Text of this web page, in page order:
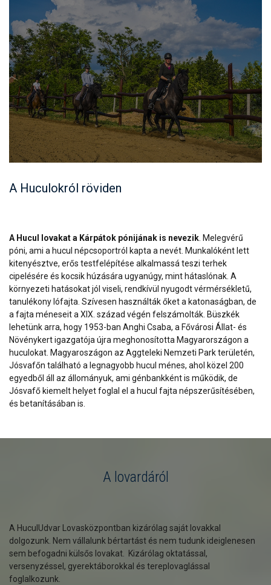
A Huculokról röviden
A Hucul lovakat a Kárpátok pónijának is nevezik . Melegvérű
póni, ami a hucul népcsoportról kapta a nevét. Munkalóként lett
kitenyésztve, erős testfelépítése alkalmassá teszi terhek
cipelésére és kocsik húzására ugyanúgy, mint hátaslónak. A
környezeti hatásokat jól viseli, rendkívül nyugodt vérmérsékletű,
tanulékony lófajta. Szívesen használták őket a katonaságban, de
a fajta méneseit a XIX. század végén felszámolták. Büszkék
lehetünk arra, hogy 1953-ban Anghi Csaba, a Fővárosi Állat- és
Növénykert igazgatója újra meghonosította Magyarországon a
huculokat. Magyaroszágon az Aggteleki Nemzeti Park területén,
Jósvafőn található a legnagyobb hucul ménes, ahol közel 200
egyedből áll az állományuk, ami génbankként is működik, de
Jósvafő kiemelt helyet foglal el a hucul fajta népszerűsítésében,
és betanításában is.
A lovardáról
A HuculUdvar Lovasközpontban kizárólag saját lovakkal
dolgozunk. Nem vállalunk bértartást és nem tudunk ideiglenesen
sem befogadni külsős lovakat. Kizárólag oktatással,
versenyzéssel, gyerektáborokkal és tereplovaglással
foglalkozunk.